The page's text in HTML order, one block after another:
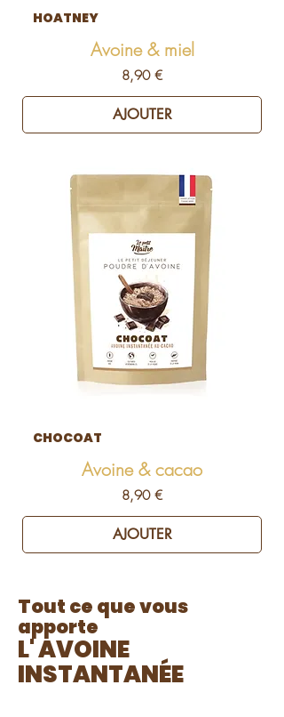
HOATNEY
Avoine & miel
Prix
8,90 €
AJOUTER
CHOCOAT
Avoine & cacao
Prix
8,90 €
AJOUTER
Tout ce que vous
apporte​
L' AVOINE
INSTANTANÉE